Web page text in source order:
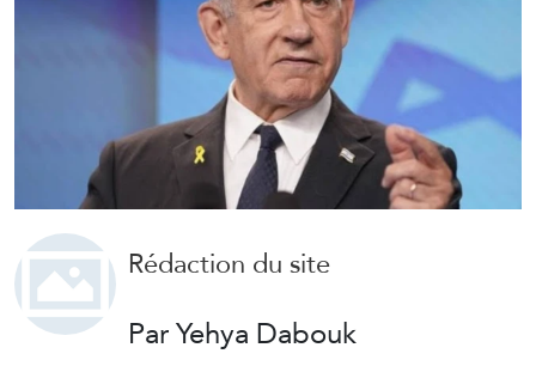
Rédaction du site
Par Yehya Dabouk